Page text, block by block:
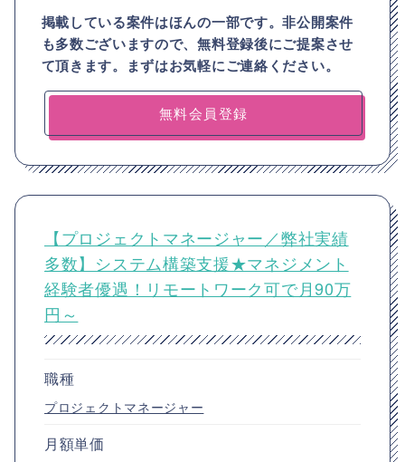
掲載している案件はほんの一部です。非公開案件
も多数ございますので、無料登録後にご提案させ
て頂きます。まずはお気軽にご連絡ください。
無料会員登録
【プロジェクトマネージャー／弊社実績
多数】システム構築支援★マネジメント
経験者優遇！リモートワーク可で月90万
円～
職種
プロジェクトマネージャー
月額単価